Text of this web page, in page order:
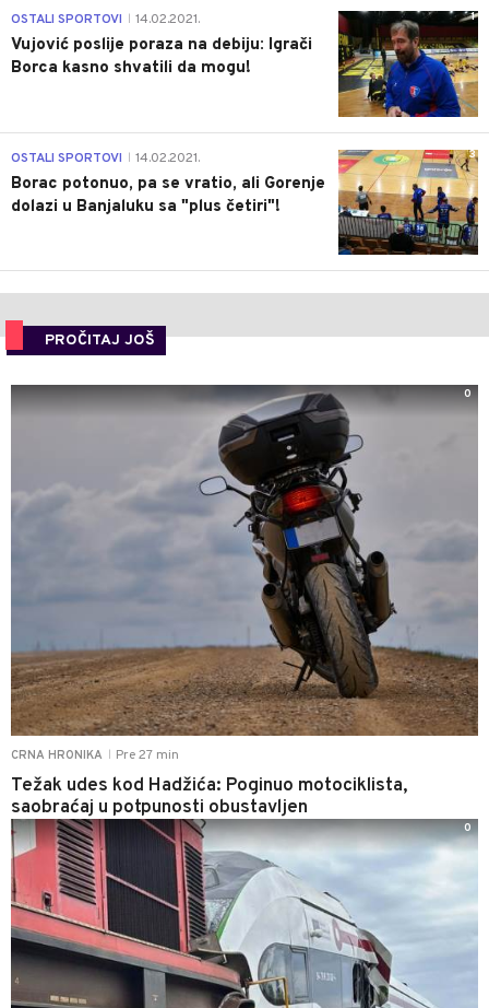
1
OSTALI SPORTOVI 14.02.2021.
Vujović poslije poraza na debiju: Igrači
Borca kasno shvatili da mogu!
3
OSTALI SPORTOVI 14.02.2021.
Borac potonuo, pa se vratio, ali Gorenje
dolazi u Banjaluku sa "plus četiri"!
PROČITAJ JOŠ
CRNA HRONIKA Pre 27 min
Težak udes kod Hadžića: Poginuo motociklista,
saobraćaj u potpunosti obustavljen
0
0